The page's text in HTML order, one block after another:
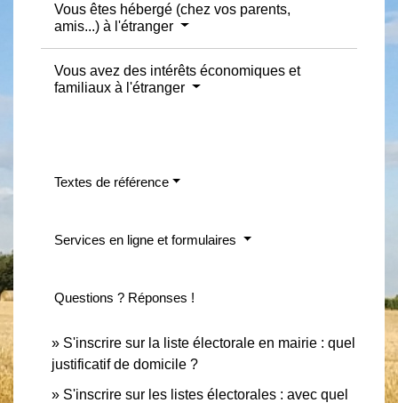
Vous êtes hébergé (chez vos parents,
amis...) à l'étranger
Vous avez des intérêts économiques et
familiaux à l'étranger
Textes de référence
Services en ligne et formulaires
Questions ? Réponses !
S'inscrire sur la liste électorale en mairie : quel
justificatif de domicile ?
S'inscrire sur les listes électorales : avec quel